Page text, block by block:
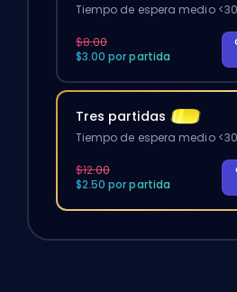
Tiempo de espera medio
$8.00
$3.00 por partida
Tres partidas
Tiempo de espera medio
$12.00
$2.50 por partida